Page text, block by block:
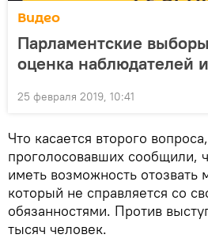
Видео
Парламентские
оценка наблюдателей
25 февраля 2019, 10:41
Что касается второго
проголосовавших сообщили,
иметь возможность отозвать
который не справляется со
обязанностями. Против
тысяч человек.